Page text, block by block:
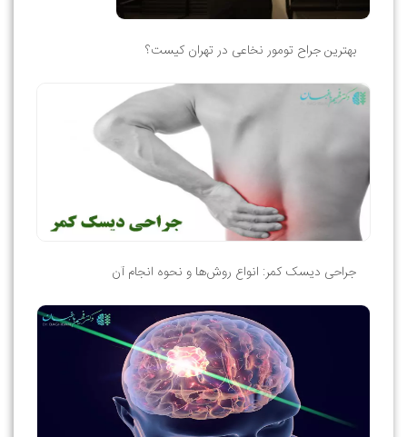
بهترین جراح تومور نخاعی در تهران کیست؟
جراحی دیسک کمر: انواع روش‌ها و نحوه انجام آن